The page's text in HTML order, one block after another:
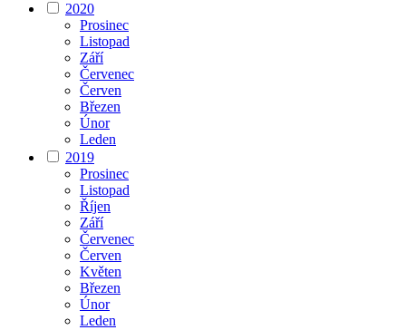
2020
Prosinec
Listopad
Září
Červenec
Červen
Březen
Únor
Leden
2019
Prosinec
Listopad
Říjen
Září
Červenec
Červen
Květen
Březen
Únor
Leden